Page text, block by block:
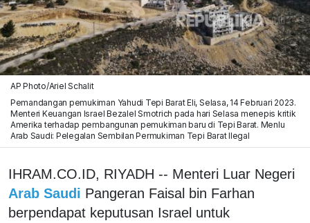
AP Photo/Ariel Schalit
Pemandangan pemukiman Yahudi Tepi Barat Eli, Selasa, 14 Februari 2023.
Menteri Keuangan Israel Bezalel Smotrich pada hari Selasa menepis kritik
Amerika terhadap pembangunan pemukiman baru di Tepi Barat. Menlu
Arab Saudi: Pelegalan Sembilan Permukiman Tepi Barat Ilegal
IHRAM.CO.ID, RIYADH -- Menteri Luar Negeri
Arab Saudi Pangeran Faisal bin Farhan
berpendapat keputusan Israel untuk